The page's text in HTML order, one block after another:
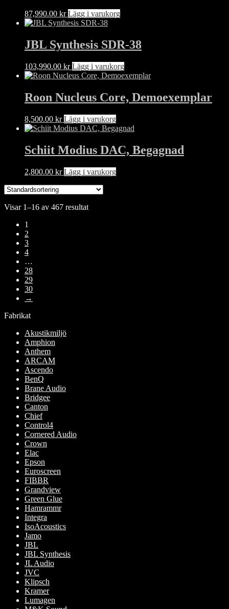
87,990.00 kr Lägg i varukorg
JBL Synthesis SDR-38
103,990.00 kr Lägg i varukorg
Roon Nucleus Core, Demoexemplar
8,500.00 kr Lägg i varukorg
Schiit Modius DAC, Begagnad
2,800.00 kr Lägg i varukorg
Visar 1–16 av 467 resultat
1
2
3
4
…
28
29
30
→
Fabrikat
Akustikmiljö
Amphion
Anthem
ARCAM
Ascendo
BenQ
Brane Audio
Bridgee
Canton
Chief
Control4
Cornered Audio
Crown
Elac
Epson
Euroscreen
FIBBR
Grandview
Green Glue
Hamrammr
Integra
IsoAcoustics
Jamo
JBL
JBL Synthesis
JL Audio
JVC
Klipsch
Kramer
Lumagen